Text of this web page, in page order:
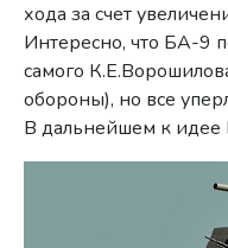
хода за счет
Интересно, что БА-9
самого
обороны), но все
В дальнейшем к